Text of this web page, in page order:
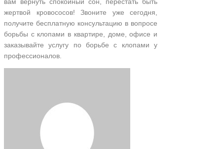
жертвой кровососов! Звоните уже сегодня,
получите бесплатную консультацию в вопросе
борьбы с клопами в квартире, доме, офисе и
заказывайте услугу по борьбе с клопами у
профессионалов.